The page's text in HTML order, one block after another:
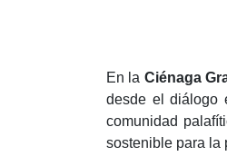
En la Ciénaga
desde el diálogo
comunidad
sostenible para la